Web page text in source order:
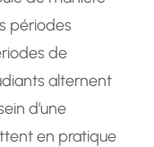
périodes
de
alternent
d’une
en pratique